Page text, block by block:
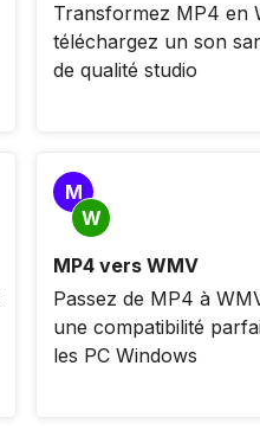
Transformez MP4 en
téléchargez un son
de qualité studio
M
W
MP4 vers WMV
Passez de MP4 à
une compatibilité
les PC Windows